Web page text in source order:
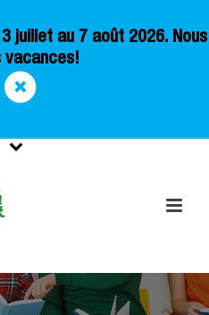
juillet au 7 août 2026. Nous
vacances!